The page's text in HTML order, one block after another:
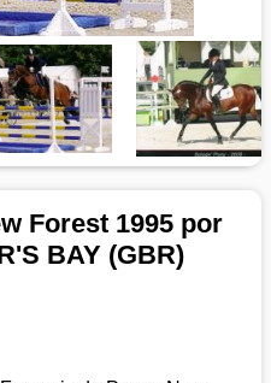
Forest 1995 por
BAY (GBR)